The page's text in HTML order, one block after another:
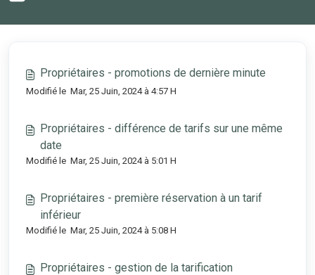
Propriétaires - promotions de dernière minute
Modifié le Mar, 25 Juin, 2024 à 4:57 H
Propriétaires - différence de tarifs sur une même
date
Modifié le Mar, 25 Juin, 2024 à 5:01 H
Propriétaires - première réservation à un tarif
inférieur
Modifié le Mar, 25 Juin, 2024 à 5:08 H
Propriétaires - gestion de la tarification